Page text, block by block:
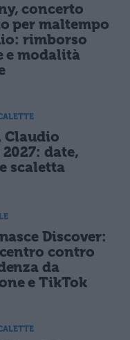
concerto
per maltempo
rimborso
e modalità
Claudio
date,
scaletta
Discover:
contro
da
e TikTok